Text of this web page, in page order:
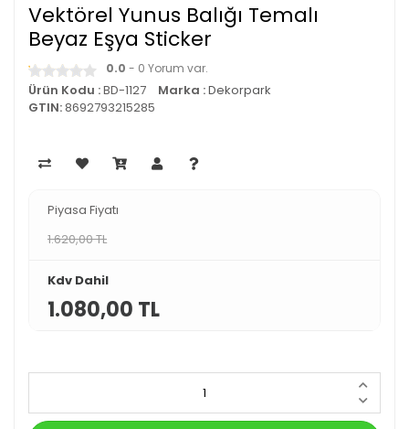
Vektörel Yunus Balığı Temalı
Beyaz Eşya Sticker
0.0 - 0 Yorum var.
Ürün Kodu :BD-1127 Marka :Dekorpark
GTIN:8692793215285
Piyasa Fiyatı
1.620,00 TL
Kdv Dahil
1.080,00 TL